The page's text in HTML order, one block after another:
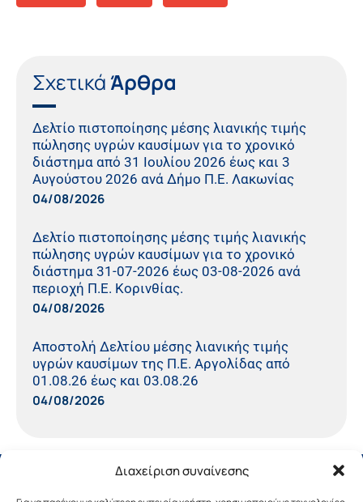
Διαχείριση συναίνεσης
Σχετικά Άρθρα
Δελτίο πιστοποίησης μέσης λιανικής τιμής
πώλησης υγρών καυσίμων για το χρονικό
διάστημα από 31 Ιουλίου 2026 έως και 3
Αυγούστου 2026 ανά Δήμο Π.Ε. Λακωνίας
04/08/2026
Δελτίο πιστοποίησης μέσης τιμής λιανικής
πώλησης υγρών καυσίμων για το χρονικό
διάστημα 31-07-2026 έως 03-08-2026 ανά
περιοχή Π.Ε. Κορινθίας.
04/08/2026
Αποστολή Δελτίου μέσης λιανικής τιμής
υγρών καυσίμων της Π.Ε. Αργολίδας από
01.08.26 έως και 03.08.26
04/08/2026